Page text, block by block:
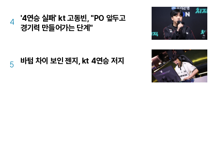
4
'4연승 실패' kt 고동빈, "PO 앞두고
경기력 만들어가는 단계"
5 바텀 차이 보인 젠지, kt 4연승 저지